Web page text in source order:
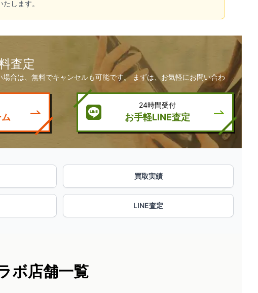
します。
査定
合は、無料でキャンセルも可能です。 まずは、お気軽にお問い合わ
24時間受付
お手軽LINE査定
買取実績
LINE査定
ボ店舗一覧